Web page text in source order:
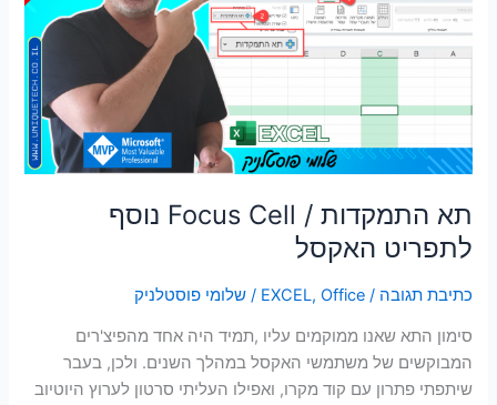
תא התמקדות / Focus Cell נוסף
לתפריט האקסל
כתיבת תגובה /
EXCEL, Office
/שלומי פוסטלניק
סימון התא שאנו ממוקמים עליו ,תמיד היה אחד מהפיצ'רים
המבוקשים של משתמשי האקסל במהלך השנים. ולכן, בעבר
שיתפתי פתרון עם קוד מקרו, ואפילו העליתי סרטון לערוץ היוטיוב
Focus
Cell
האקסל